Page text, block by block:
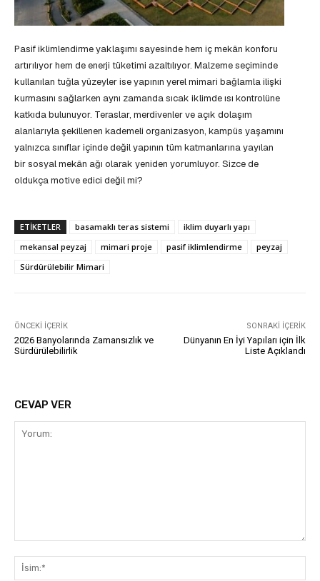
Pasif iklimlendirme yaklaşımı sayesinde hem iç mekân konforu
artırılıyor hem de enerji tüketimi azaltılıyor. Malzeme seçiminde
kullanılan tuğla yüzeyler ise yapının yerel mimari bağlamla ilişki
kurmasını sağlarken aynı zamanda sıcak iklimde ısı kontrolüne
katkıda bulunuyor. Teraslar, merdivenler ve açık dolaşım
alanlarıyla şekillenen kademeli organizasyon, kampüs yaşamını
yalnızca sınıflar içinde değil yapının tüm katmanlarına yayılan
bir sosyal mekân ağı olarak yeniden yorumluyor. Sizce de
oldukça motive edici değil mi?
ETIKETLER basamaklı teras sistemi
iklim duyarlı yapı
mekansal peyzaj
mimari proje pasif iklimlendirme
peyzaj
Sürdürülebilir Mimari
ÖNCEKI İÇERIK
2026 Banyolarında Zamansızlık ve
Sürdürülebilirlik
SONRAKI İÇERIK
Dünyanın En İyi Yapıları için İlk
Liste Açıklandı
CEVAP VER